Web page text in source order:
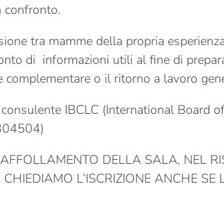
confronto.
tra mamme della propria
di informazioni utili al fine di
complementare o il ritorno a lavoro
IBCLC (International Board
DELLA SALA, NEL
L’ISCRIZIONE ANCHE SE